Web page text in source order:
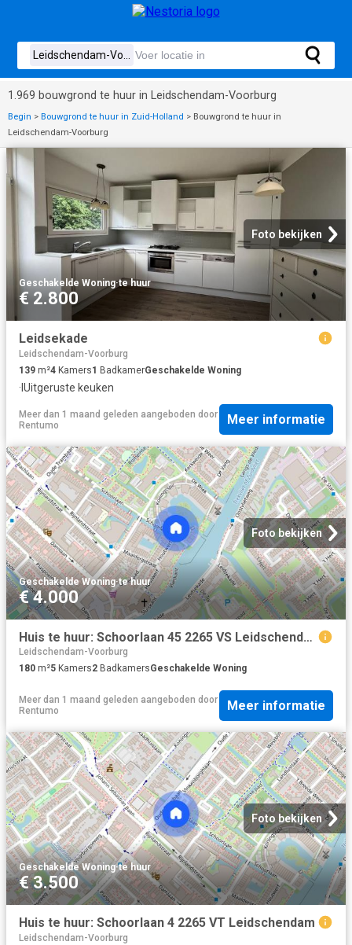
1.969 bouwgrond te huur in Leidschendam-Voorburg
Begin > Bouwgrond te huur in Zuid-Holland > Bouwgrond te huur in
Leidschendam-Voorburg
Foto bekijken
Geschakelde Woning·te huur
€ 2.800
Leidsekade
Leidschendam-Voorburg
139 m²4 Kamers1 BadkamerGeschakelde Woning
· IUitgeruste keuken
Meer dan 1 maand geleden aangeboden door
Rentumo
Meer informatie
Foto bekijken
Geschakelde Woning·te huur
€ 4.000
Huis te huur: Schoorlaan 45 2265 VS Leidschendam
Leidschendam-Voorburg
180 m²5 Kamers2 BadkamersGeschakelde Woning
Meer dan 1 maand geleden aangeboden door
Rentumo
Meer informatie
Foto bekijken
Geschakelde Woning·te huur
€ 3.500
Huis te huur: Schoorlaan 4 2265 VT Leidschendam
Leidschendam-Voorburg